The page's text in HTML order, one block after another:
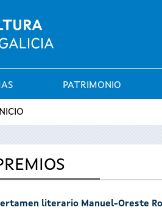
PATRIMONIO
INICIO
literario Manuel-Oreste